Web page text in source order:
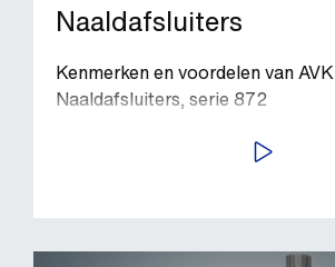
Naaldafsluiters
Kenmerken en voordelen van AVK
Naaldafsluiters, serie 872
BEKIJK VIDEO